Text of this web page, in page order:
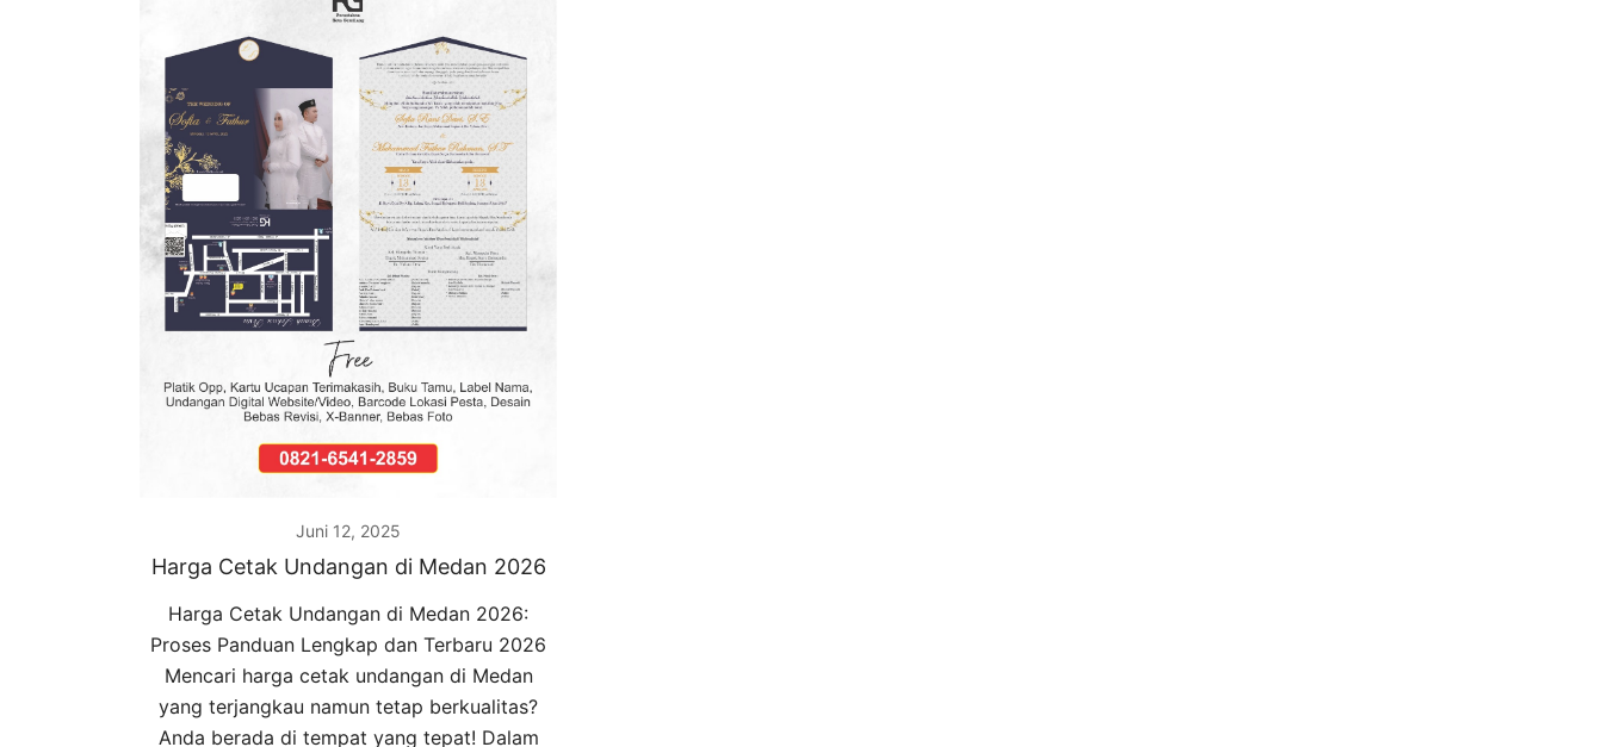
Juni 12, 2025
Harga Cetak Undangan di Medan 2026
Harga Cetak Undangan di Medan 2026:
Proses Panduan Lengkap dan Terbaru 2026
Mencari harga cetak undangan di Medan
yang terjangkau namun tetap berkualitas?
Anda berada di tempat yang tepat! Dalam